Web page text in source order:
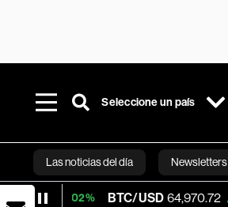
Seleccione un país
Las noticias del día Newsletters
BTC/USD 64,970.72 +0.05%